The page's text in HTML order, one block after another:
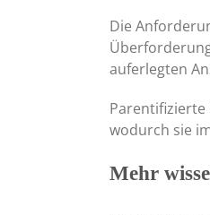
Die
auferlegten
Parentifizierte
wodurch sie
Mehr